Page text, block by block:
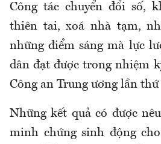
Công tác chuyển đổi số,
thiên tai, xoá nhà tạm,
những điểm sáng mà lực
dân đạt được trong nhiệm
Công an Trung ương lần
Những kết quả có được
minh chứng sinh động